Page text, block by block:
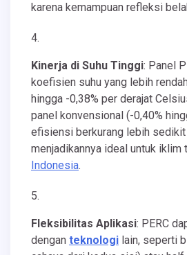
karena kemampuan refleksi
Kinerja di Suhu Tinggi: Panel
koefisien suhu yang lebih
hingga -0,38% per derajat
panel konvensional (-0,40%
efisiensi berkurang lebih sedikit
menjadikannya ideal untuk
Indonesia.
Fleksibilitas Aplikasi: PERC
dengan teknologi lain, seperti